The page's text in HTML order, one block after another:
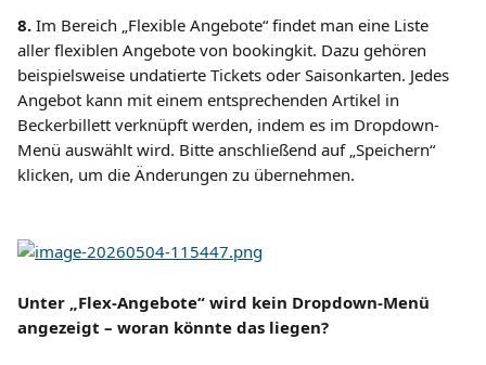
8. Im Bereich „Flexible Angebote“ findet man eine Liste
aller flexiblen Angebote von bookingkit. Dazu gehören
beispielsweise undatierte Tickets oder Saisonkarten. Jedes
Angebot kann mit einem entsprechenden Artikel in
Beckerbillett verknüpft werden, indem es im Dropdown-
Menü auswählt wird. Bitte anschließend auf „Speichern“
klicken, um die Änderungen zu übernehmen.
Unter „Flex-Angebote“ wird kein Dropdown-Menü
angezeigt – woran könnte das liegen?